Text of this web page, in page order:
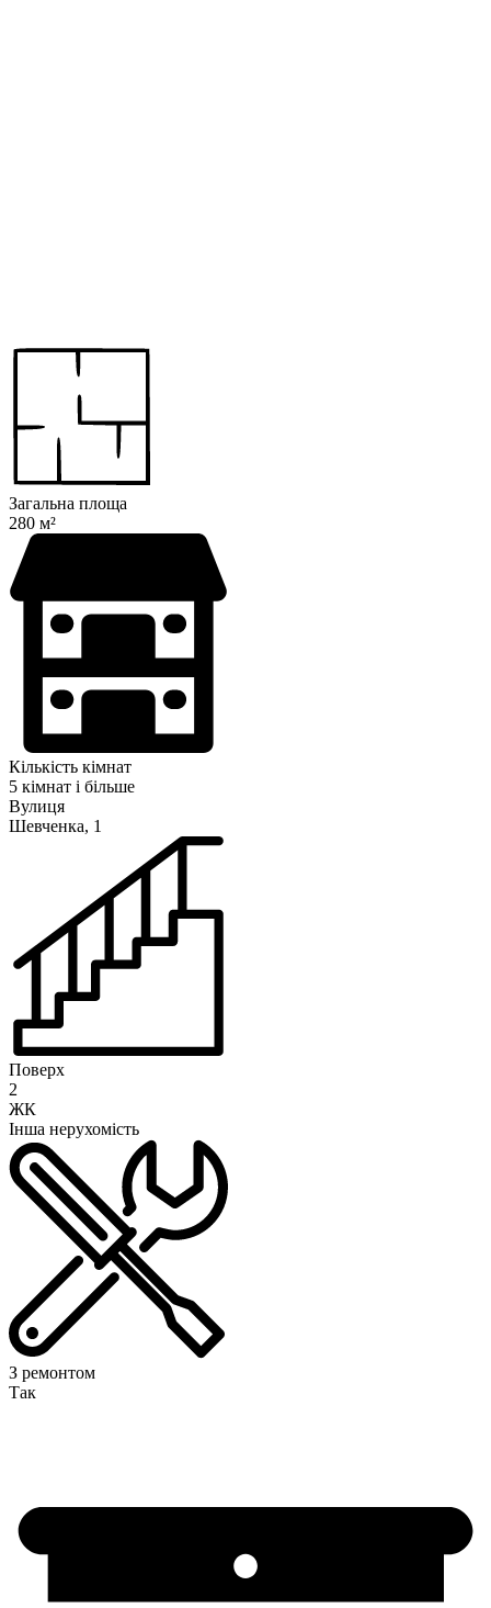
Загальна площа
280 м²
Кількість кімнат
5 кімнат і більше
Вулиця
Шевченка, 1
Поверх
2
ЖК
Інша нерухомість
З ремонтом
Так